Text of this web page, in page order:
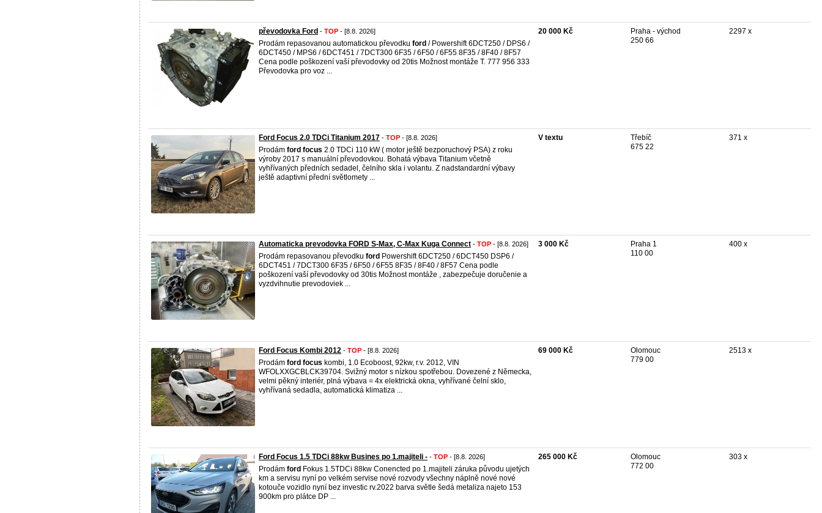
převodovka Ford - TOP - [8.8. 2026]
Prodám repasovanou automatickou převodku ford / Powershift 6DCT250 / DPS6 /
6DCT450 / MPS6 / 6DCT451 / 7DCT300 6F35 / 6F50 / 6F55 8F35 / 8F40 / 8F57
Cena podle poškození vaší převodovky od 20tis Možnost montáže T. 777 956 333
Převodovka pro voz ...
20 000 Kč
Praha - východ
250 66
2297 x
Ford Focus 2.0 TDCi Titanium 2017 - TOP - [8.8. 2026]
Prodám ford focus 2.0 TDCi 110 kW ( motor ještě bezporuchový PSA) z roku
výroby 2017 s manuální převodovkou. Bohatá výbava Titanium včetně
vyhřívaných předních sedadel, čelního skla i volantu. Z nadstandardní výbavy
ještě adaptivní přední světlomety ...
V textu
Třebíč
675 22
371 x
Automaticka prevodovka FORD S-Max, C-Max Kuga Connect - TOP - [8.8. 2026]
Prodám repasovanou převodku ford Powershift 6DCT250 / 6DCT450 DSP6 /
6DCT451 / 7DCT300 6F35 / 6F50 / 6F55 8F35 / 8F40 / 8F57 Cena podle
poškození vaší převodovky od 30tis Možnost montáže , zabezpečuje doručenie a
vyzdvihnutie prevodoviek ...
3 000 Kč
Praha 1
110 00
400 x
Ford Focus Kombi 2012 - TOP - [8.8. 2026]
Prodám ford focus kombi, 1.0 Ecoboost, 92kw, r.v. 2012, VIN
WFOLXXGCBLCK39704. Svižný motor s nízkou spotřebou. Dovezené z Německa,
velmi pěkný interiér, plná výbava = 4x elektrická okna, vyhřívané čelní sklo,
vyhřívaná sedadla, automatická klimatiza ...
69 000 Kč
Olomouc
779 00
2513 x
Ford Focus 1.5 TDCi 88kw Busines po 1.majiteli - - TOP - [8.8. 2026]
Prodám ford Fokus 1.5TDCi 88kw Conencted po 1.majiteli záruka původu ujetých
km a servisu nyní po velkém servise nové rozvody všechny náplně nové nové
kotouče vozidlo nyní bez investic rv.2022 barva světle šedá metaliza najeto 153
900km pro plátce DP ...
265 000 Kč
Olomouc
772 00
303 x